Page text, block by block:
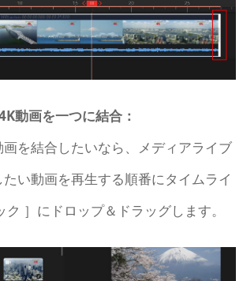
動画を一つに結合：
を結合したいなら、メディアライブ
い動画を再生する順番にタイムライ
］にドロップ＆ドラッグします。